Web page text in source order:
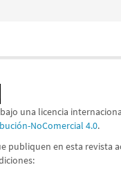
una licencia
NoComercial 4.0.
publiquen en esta revista